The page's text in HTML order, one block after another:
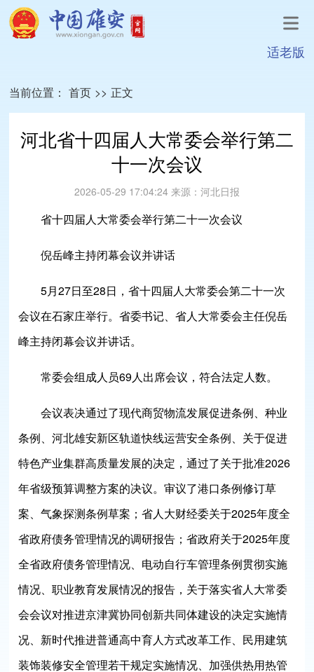
适老版
当前位置： 首页 >> 正文
河北省十四届人大常委会举行第二
十一次会议
2026-05-29 17:04:24 来源： 河北日报
省十四届人大常委会举行第二十一次会议
倪岳峰主持闭幕会议并讲话
5月27日至28日，省十四届人大常委会第二十一次
会议在石家庄举行。省委书记、省人大常委会主任倪岳
峰主持闭幕会议并讲话。
常委会组成人员69人出席会议，符合法定人数。
会议表决通过了现代商贸物流发展促进条例、种业
条例、河北雄安新区轨道快线运营安全条例、关于促进
特色产业集群高质量发展的决定，通过了关于批准2026
年省级预算调整方案的决议。审议了港口条例修订草
案、气象探测条例草案；省人大财经委关于2025年度全
省政府债务管理情况的调研报告；省政府关于2025年度
全省政府债务管理情况、电动自行车管理条例贯彻实施
情况、职业教育发展情况的报告，关于落实省人大常委
会会议对推进京津冀协同创新共同体建设的决定实施情
况、新时代推进普通高中育人方式改革工作、民用建筑
装饰装修安全管理若干规定实施情况、加强供热用热管